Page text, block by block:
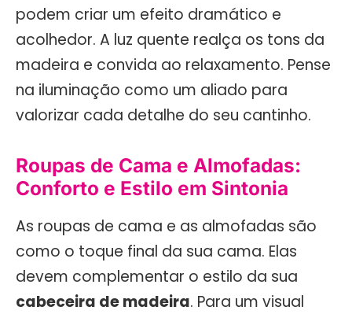
podem criar um efeito dramático e
acolhedor. A luz quente realça os tons da
madeira e convida ao relaxamento. Pense
na iluminação como um aliado para
valorizar cada detalhe do seu cantinho.
Roupas de Cama e Almofadas:
Conforto e Estilo em Sintonia
As roupas de cama e as almofadas são
como o toque final da sua cama. Elas
devem complementar o estilo da sua
cabeceira de madeira. Para um visual